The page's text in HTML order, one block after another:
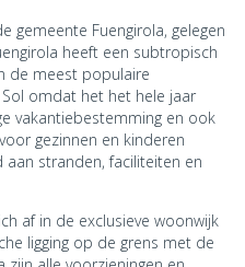
gemeente Fuengirola, gelegen
heeft een subtropisch
de meest populaire
omdat het het hele jaar
vakantiebestemming en ook
gezinnen en kinderen
stranden, faciliteiten en
af in de exclusieve woonwijk
ligging op de grens met de